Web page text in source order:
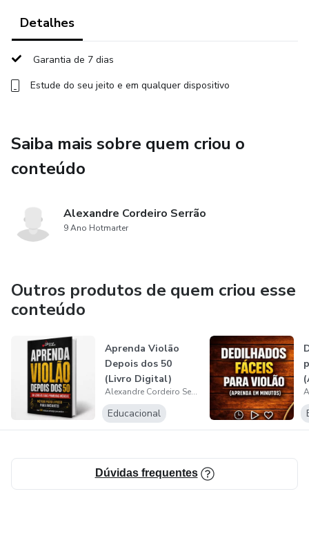
Detalhes
Garantia de 7 dias
Estude do seu jeito e em qualquer dispositivo
Saiba mais sobre quem criou o
conteúdo
Alexandre Cordeiro Serrão
9 Ano Hotmarter
Outros produtos de quem criou esse
conteúdo
Aprenda Violão
Depois dos 50
(Livro Digital)
Alexandre Cordeiro Serrão
Educacional
Dúvidas frequentes